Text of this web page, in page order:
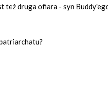
też druga ofiara - syn